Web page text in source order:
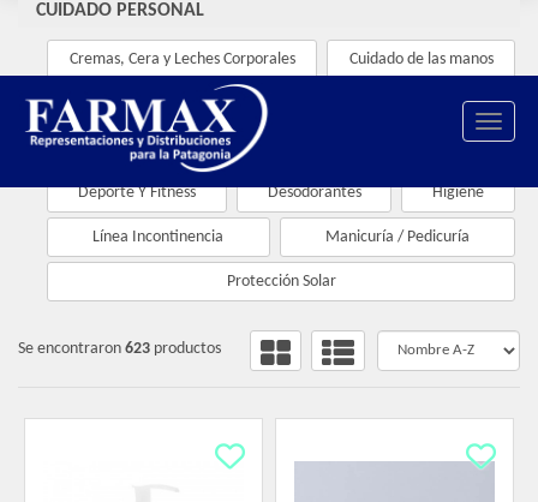
Toggle
CUIDADO PERSONAL
Cremas, Cera y Leches Corporales Cuidado de las manos
Cuidado De Los Labios
Cuidado Femenino Cuidado Masculino
Deporte Y Fitness Desodorantes Higiene
Línea Incontinencia Manicuría / Pedicuría
Protección Solar
Se encontraron 623 productos